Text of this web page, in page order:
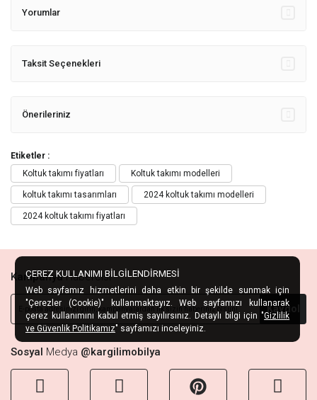
Yorumlar
Taksit Seçenekleri
Önerileriniz
Etiketler :
Koltuk takımı fiyatları
Koltuk takımı modelleri
koltuk takımı tasarımları 2024 koltuk takımı modelleri
2024 koltuk takımı fiyatları
KampanyaHabercisi
Kaydol
Sosyal Medya @kargilimobilya
ÇEREZ KULLANIMI BİLGİLENDİRMESİ
Web sayfamız hizmetlerini daha etkin bir şekilde sunmak için
"Çerezler (Cookie)" kullanmaktayız. Web sayfamızı kullanarak
çerez kullanımını kabul etmiş sayılırsınız. Detaylı bilgi için "Gizlilik
ve Güvenlik Politikamız" sayfamızı inceleyiniz.